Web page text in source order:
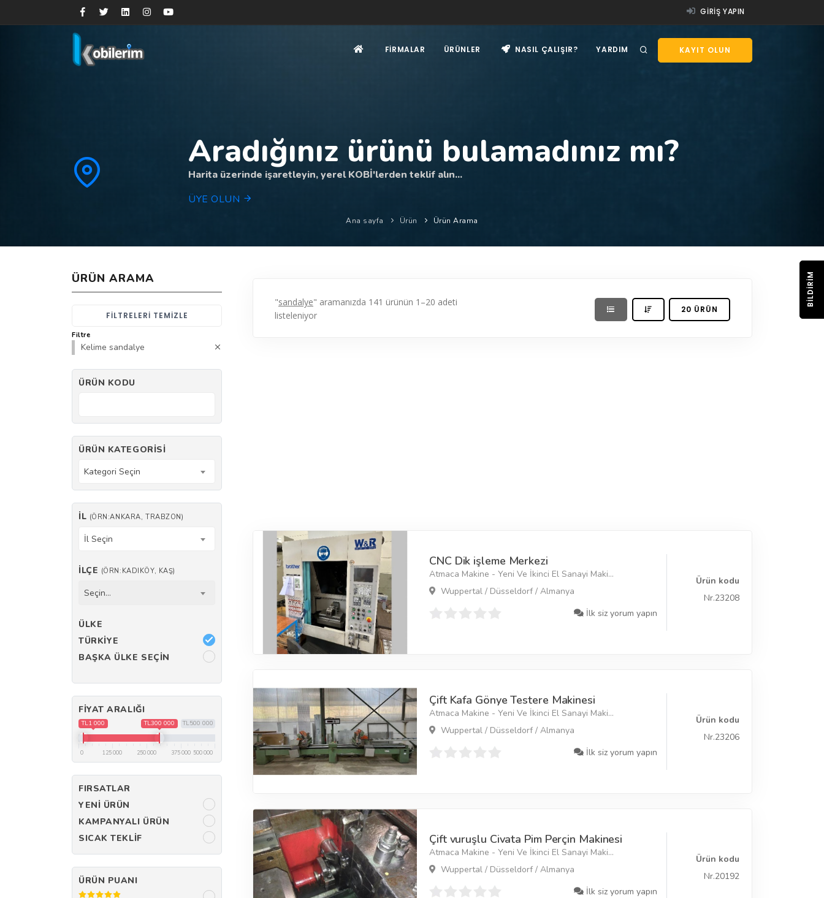
GIRIŞ YAPIN
KAYIT OLUN
FIRMALAR ÜRÜNLER NASIL ÇALIŞIR? YARDIM
Aradığınız ürünü bulamadınız mı?
Harita üzerinde işaretleyin, yerel KOBİ'lerden teklif alın...
ÜYE OLUN
Ana sayfa Ürün Ürün Arama
"sandalye" aramanızda 141 ürünün 1–20 adeti
listeleniyor
20 ÜRÜN
CNC Dik işleme Merkezi
Atmaca Makine - Yeni Ve İkinci El Sanayi Maki...
Wuppertal / Düsseldorf / Almanya
İlk siz yorum yapın
Ürün kodu
Nr.23208
Çift Kafa Gönye Testere Makinesi
Atmaca Makine - Yeni Ve İkinci El Sanayi Maki...
Wuppertal / Düsseldorf / Almanya
İlk siz yorum yapın
Ürün kodu
Nr.23206
Çift vuruşlu Civata Pim Perçin Makinesi
Atmaca Makine - Yeni Ve İkinci El Sanayi Maki...
Wuppertal / Düsseldorf / Almanya
İlk siz yorum yapın
Ürün kodu
Nr.20192
ÜRÜN ARAMA
FILTRELERI TEMIZLE
Filtre
Kelime sandalye
ÜRÜN KODU
ÜRÜN KATEGORISI
Kategori Seçin
İL (ÖRN:ANKARA, TRABZON)
İl Seçin
İLÇE (ÖRN:KADIKÖY, KAŞ)
Seçin...
ÜLKE
TÜRKIYE
BAŞKA ÜLKE SEÇIN
FIYAT ARALIĞI
TL500 000
TL1 000 TL300 000
0 125 000 250 000 375 000 500 000
FIRSATLAR
YENI ÜRÜN
KAMPANYALI ÜRÜN
SICAK TEKLIF
ÜRÜN PUANI
BILDIRIM